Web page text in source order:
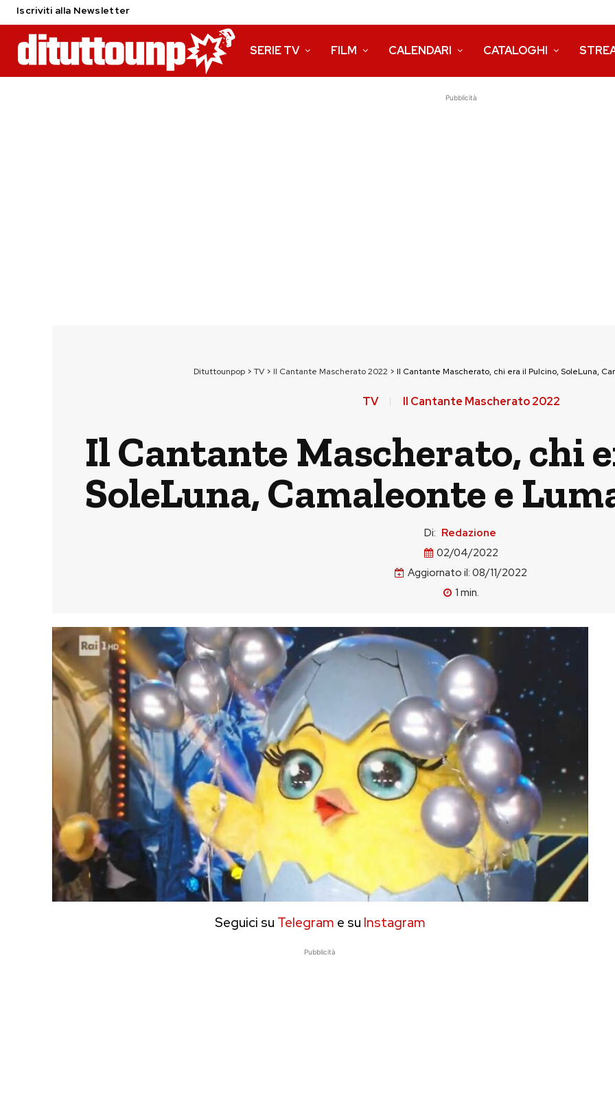
Iscriviti alla Newsletter
SERIE TV FILM CALENDARI CATALOGHI
Pubblicità
Dituttounpop > TV > Il Cantante Mascherato 2022 > Il Cantante Mascherato, chi era il Pulcino, SoleLuna,
TV Il Cantante Mascherato 2022
Il Cantante Mascherato, chi
SoleLuna, Camaleonte e
Di: Redazione
02/04/2022
Aggiornato il: 08/11/2022
1 min.
Seguici su Telegram e su Instagram
Pubblicità